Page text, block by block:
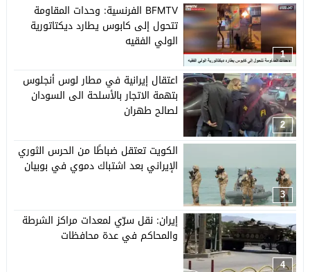
1
BFMTV الفرنسية: وحدات المقاومة
تتحول إلى كابوس يطارد ديكتاتورية
الولي الفقيه
2
اعتقال إيرانية في مطار لوس أنجلوس
بتهمة الاتجار بالأسلحة الى السودان
لصالح طهران
3
الكويت تعتقل ضباطًا من الحرس الثوري
الإيراني بعد اشتباك دموي في بوبيان
4
إيران: نقل سرّي لمعدات مراكز الشرطة
والمحاكم في عدة محافظات